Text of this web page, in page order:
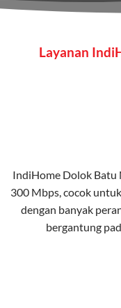
hiburan
pengguna
stabil, dan
Selain internet,
interaktif (
satu paket.
Teknologi di
Wifi IndiHome
Layanan
IndiHome Dolok Batu
300 Mbps, cocok
dengan banyak
bergantung